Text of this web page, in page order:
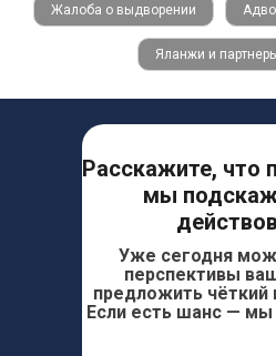
Жалоба о выдворении
Яланжи и
Расскажите, что
мы
Уже сегодня
перспективы
предложить чёткий
Если есть шанс — мы